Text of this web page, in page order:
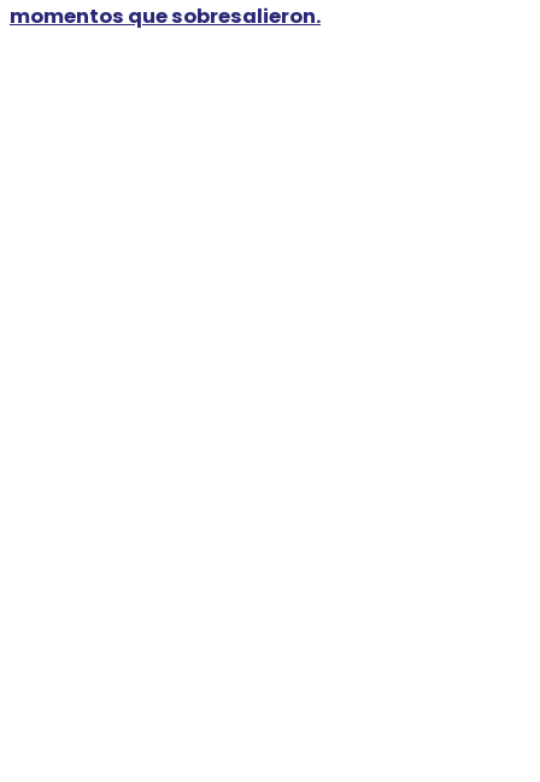
momentos que sobresalieron.